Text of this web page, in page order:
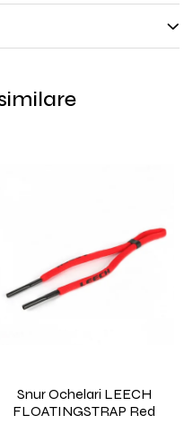
Snur Ochelari LEECH
FLOATINGSTRAP Red